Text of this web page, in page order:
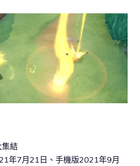
結
年7月21日、手機版2021年9月